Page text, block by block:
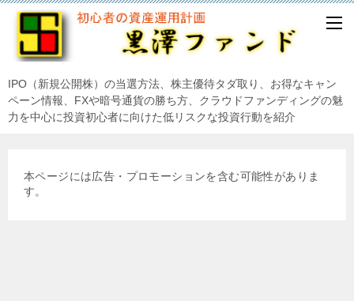
IPO（新規公開株）の当選方法、株主優待タダ取り、お得なキャン
ペーン情報、FXや暗号通貨の勝ち方、クラウドファンディングの魅
力を中心に投資初心者に向けた低リスクな投資行動を紹介
本ページには広告・プロモーションを含む可能性がありま
す。